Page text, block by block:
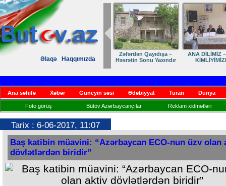
Əlaqə Haqqımızda
Qayıdışa –
Sonu Yaxındır
ANA DİLİMİZ – MİLLİ
KİMLİYİMİZDİR
Ruhumuzun manifesti
Ana səhifə Xəbər Güneyin səsi Ədəbiyyat Turan Dünya
Foto görüş Bütöv Azərbaycançılar Reklam xidmətləri
Tarix : 6-06-2017, 11:07
Baş katibin müavini: “Azərbaycan ECO-nun üzv olan
dövlətlərdən biridir”